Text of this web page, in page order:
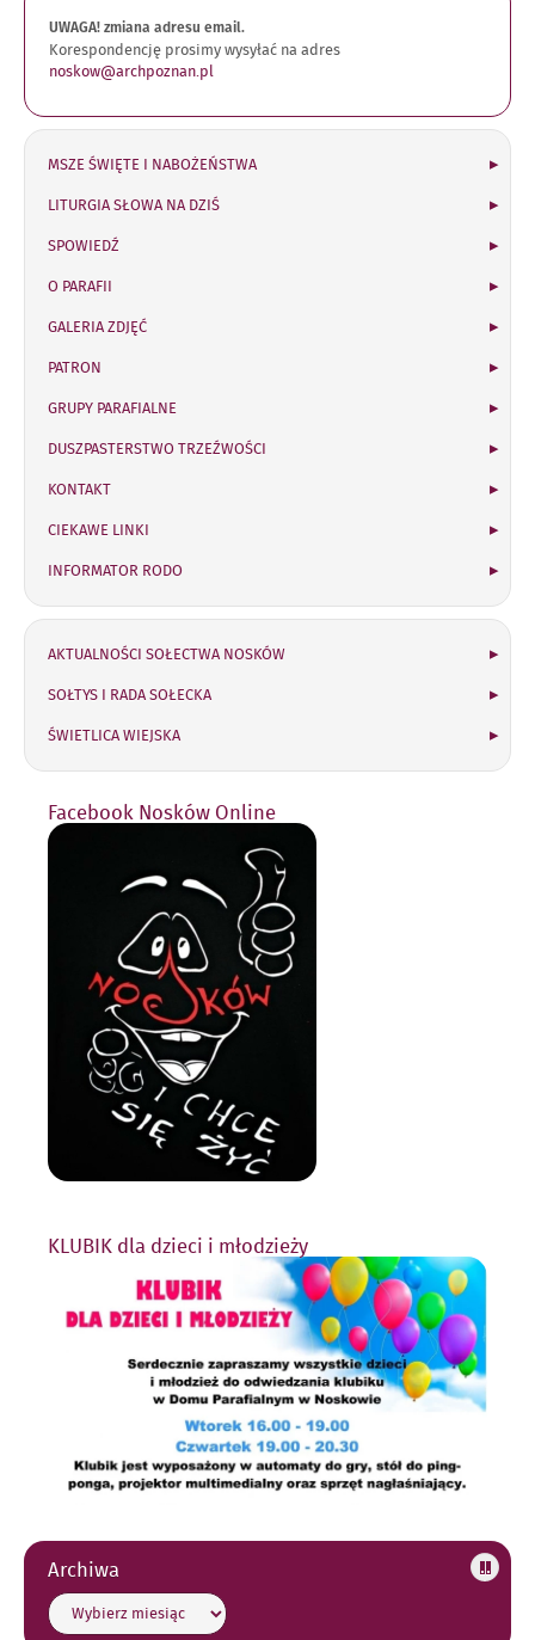
UWAGA! zmiana adresu email.
Korespondencję prosimy wysyłać na adres
noskow@archpoznan.pl
MSZE ŚWIĘTE I NABOŻEŃSTWA
LITURGIA SŁOWA NA DZIŚ
SPOWIEDŹ
O PARAFII
GALERIA ZDJĘĆ
PATRON
GRUPY PARAFIALNE
DUSZPASTERSTWO TRZEŹWOŚCI
KONTAKT
CIEKAWE LINKI
INFORMATOR RODO
Sołectwo Nosków
AKTUALNOŚCI SOŁECTWA NOSKÓW
SOŁTYS I RADA SOŁECKA
ŚWIETLICA WIEJSKA
Facebook Nosków Online
KLUBIK dla dzieci i młodzieży
Archiwa
Archiwa